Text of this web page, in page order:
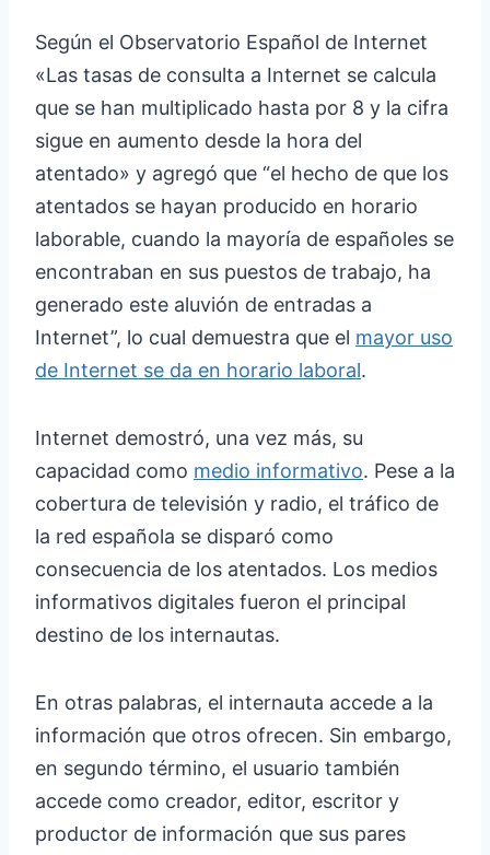
Según el Observatorio Español de Internet
«Las tasas de consulta a Internet se calcula
que se han multiplicado hasta por 8 y la cifra
sigue en aumento desde la hora del
atentado» y agregó que “el hecho de que los
atentados se hayan producido en horario
laborable, cuando la mayoría de españoles se
encontraban en sus puestos de trabajo, ha
generado este aluvión de entradas a
Internet”, lo cual demuestra que el mayor uso
de Internet se da en horario laboral.
Internet demostró, una vez más, su
capacidad como medio informativo. Pese a la
cobertura de televisión y radio, el tráfico de
la red española se disparó como
consecuencia de los atentados. Los medios
informativos digitales fueron el principal
destino de los internautas.
En otras palabras, el internauta accede a la
información que otros ofrecen. Sin embargo,
en segundo término, el usuario también
accede como creador, editor, escritor y
productor de información que sus pares